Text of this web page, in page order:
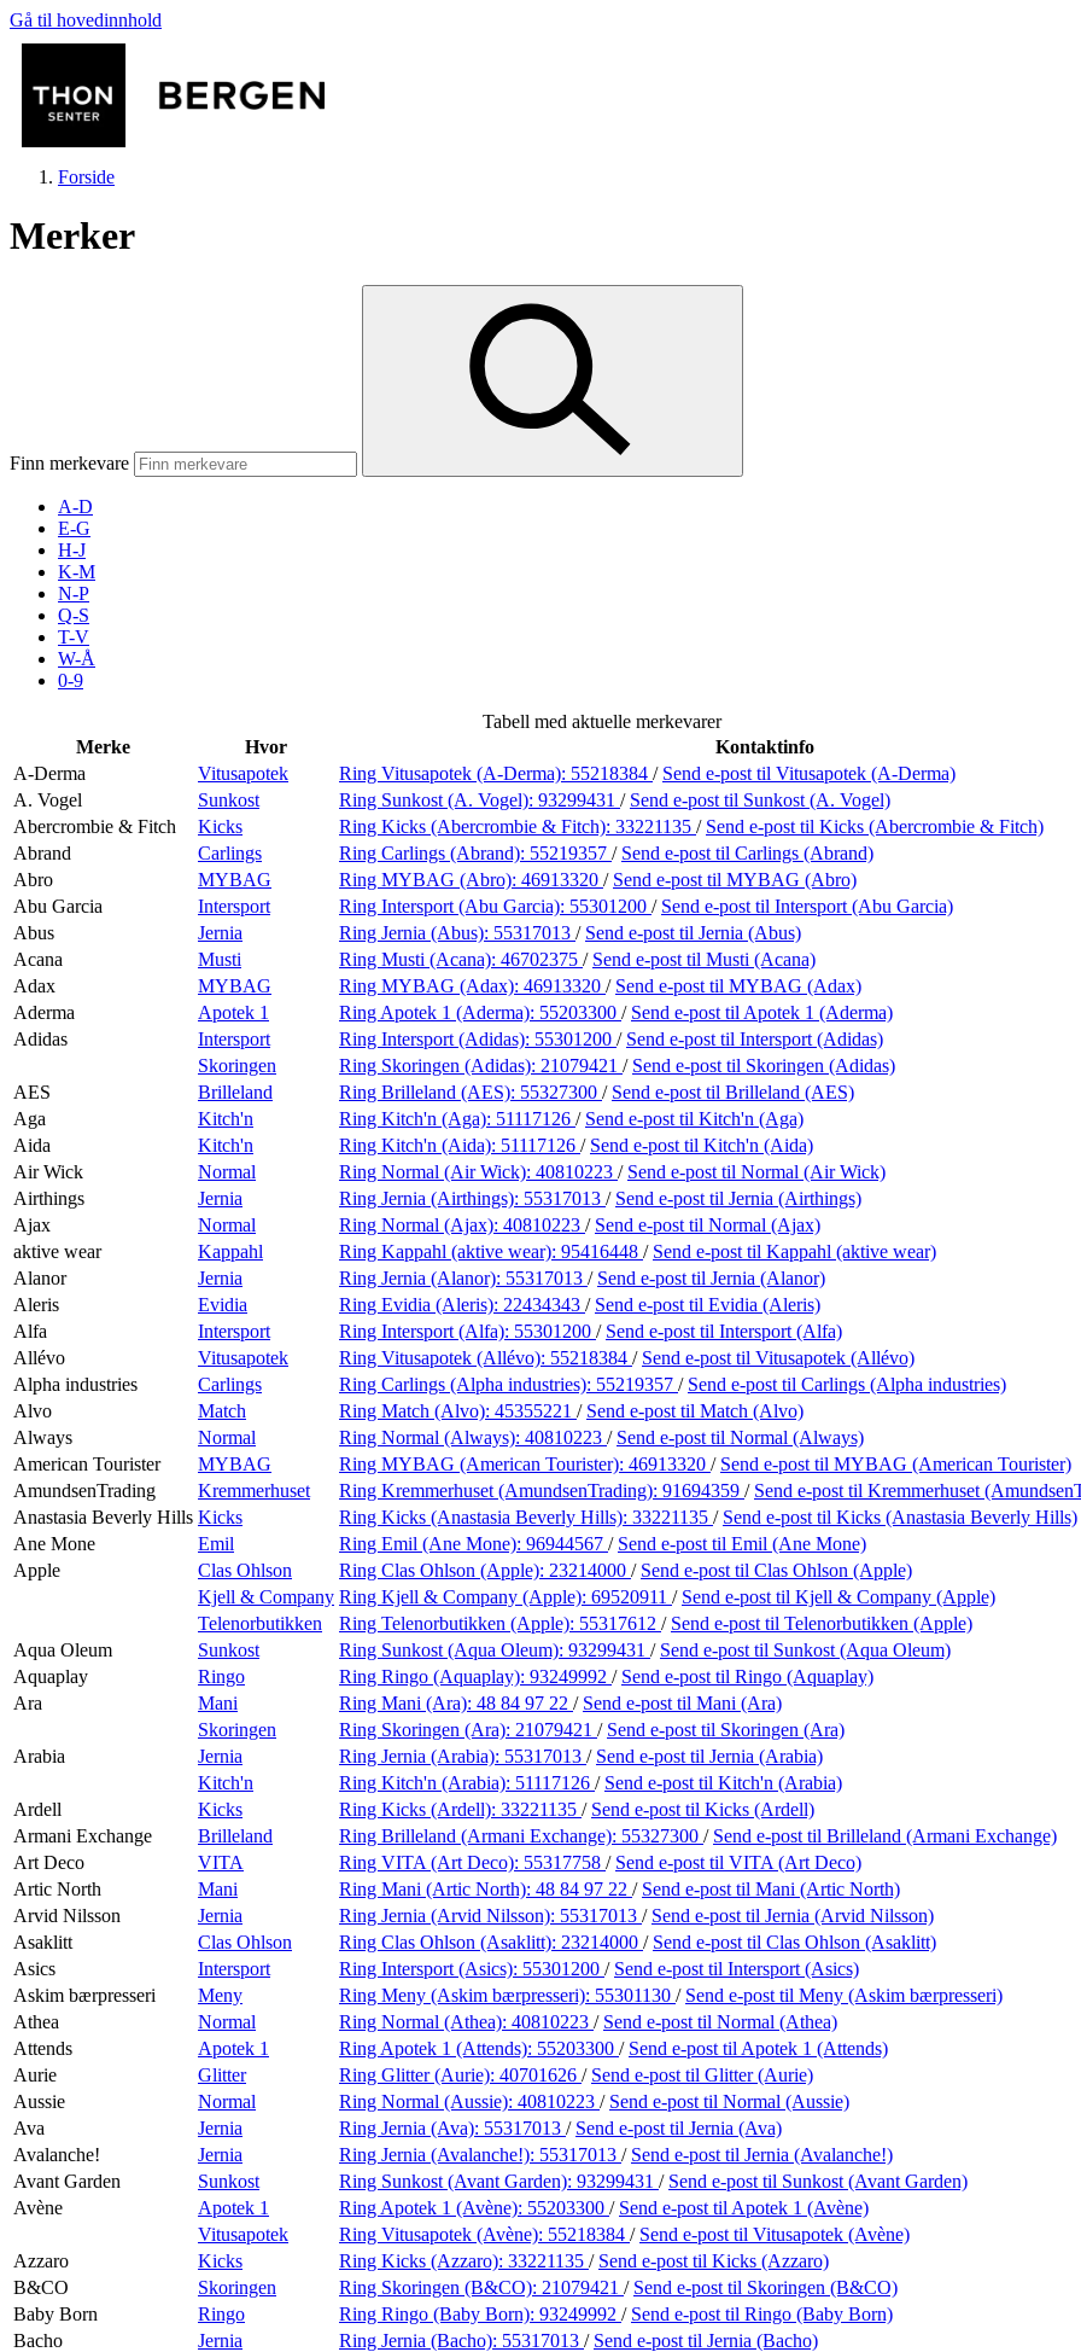
Gå til hovedinnhold
Mat og drikke
Inspirasjon
Åpningstider
Praktisk informasjon
Ledige stillinger
Forside
Merker
Finn merkevare
A-D
E-G
H-J
K-M
N-P
Q-S
T-V
W-Å
0-9
Tabell med aktuelle merkevarer
Merke
Hvor
Kontaktinfo
A-Derma
Vitusapotek Ring Vitusapotek (A-Derma): 55218384 / Send e-post til Vitusapotek (A-Derma)
A. Vogel
Sunkost Ring Sunkost (A. Vogel): 93299431 / Send e-post til Sunkost (A. Vogel)
Abercrombie & Fitch
Kicks Ring Kicks (Abercrombie & Fitch): 33221135 / Send e-post til Kicks (Abercrombie & Fitch)
Abrand
Carlings Ring Carlings (Abrand): 55219357 / Send e-post til Carlings (Abrand)
Abro
MYBAG Ring MYBAG (Abro): 46913320 / Send e-post til MYBAG (Abro)
Abu Garcia
Intersport Ring Intersport (Abu Garcia): 55301200 / Send e-post til Intersport (Abu Garcia)
Abus
Jernia Ring Jernia (Abus): 55317013 / Send e-post til Jernia (Abus)
Acana
Musti Ring Musti (Acana): 46702375 / Send e-post til Musti (Acana)
Adax
MYBAG Ring MYBAG (Adax): 46913320 / Send e-post til MYBAG (Adax)
Aderma
Apotek 1 Ring Apotek 1 (Aderma): 55203300 / Send e-post til Apotek 1 (Aderma)
Adidas
Intersport Ring Intersport (Adidas): 55301200 / Send e-post til Intersport (Adidas)
Skoringen
Ring Skoringen (Adidas): 21079421 / Send e-post til Skoringen (Adidas)
AES
Brilleland Ring Brilleland (AES): 55327300 / Send e-post til Brilleland (AES)
Aga
Kitch'n Ring Kitch'n (Aga): 51117126 / Send e-post til Kitch'n (Aga)
Aida
Kitch'n Ring Kitch'n (Aida): 51117126 / Send e-post til Kitch'n (Aida)
Air Wick
Normal Ring Normal (Air Wick): 40810223 / Send e-post til Normal (Air Wick)
Airthings
Jernia Ring Jernia (Airthings): 55317013 / Send e-post til Jernia (Airthings)
Ajax
Normal Ring Normal (Ajax): 40810223 / Send e-post til Normal (Ajax)
aktive wear
Kappahl Ring Kappahl (aktive wear): 95416448 / Send e-post til Kappahl (aktive wear)
Alanor
Jernia Ring Jernia (Alanor): 55317013 / Send e-post til Jernia (Alanor)
Aleris
Evidia Ring Evidia (Aleris): 22434343 / Send e-post til Evidia (Aleris)
Alfa
Intersport Ring Intersport (Alfa): 55301200 / Send e-post til Intersport (Alfa)
Allévo
Vitusapotek Ring Vitusapotek (Allévo): 55218384 / Send e-post til Vitusapotek (Allévo)
Alpha industries
Carlings Ring Carlings (Alpha industries): 55219357 / Send e-post til Carlings (Alpha industries)
Alvo
Match Ring Match (Alvo): 45355221 / Send e-post til Match (Alvo)
Always
Normal Ring Normal (Always): 40810223 / Send e-post til Normal (Always)
American Tourister
MYBAG Ring MYBAG (American Tourister): 46913320 / Send e-post til MYBAG (American Tourister)
AmundsenTrading
Kremmerhuset Ring Kremmerhuset (AmundsenTrading): 91694359 / Send e-post til Kremmerhuset
Anastasia Beverly Hills Kicks Ring Kicks (Anastasia Beverly Hills): 33221135 / Send e-post til Kicks (Anastasia Beverly Hills)
Ane Mone
Emil Ring Emil (Ane Mone): 96944567 / Send e-post til Emil (Ane Mone)
Apple
Clas Ohlson Ring Clas Ohlson (Apple): 23214000 / Send e-post til Clas Ohlson (Apple)
Kjell & Company Ring Kjell & Company (Apple): 69520911 / Send e-post til Kjell & Company (Apple)
Telenorbutikken
Ring Telenorbutikken (Apple): 55317612 / Send e-post til Telenorbutikken (Apple)
Aqua Oleum
Sunkost Ring Sunkost (Aqua Oleum): 93299431 / Send e-post til Sunkost (Aqua Oleum)
Aquaplay
Ringo Ring Ringo (Aquaplay): 93249992 / Send e-post til Ringo (Aquaplay)
Ara
Mani Ring Mani (Ara): 48 84 97 22 / Send e-post til Mani (Ara)
Skoringen
Ring Skoringen (Ara): 21079421 / Send e-post til Skoringen (Ara)
Arabia
Jernia Ring Jernia (Arabia): 55317013 / Send e-post til Jernia (Arabia)
Kitch'n
Ring Kitch'n (Arabia): 51117126 / Send e-post til Kitch'n (Arabia)
Ardell
Kicks Ring Kicks (Ardell): 33221135 / Send e-post til Kicks (Ardell)
Armani Exchange
Brilleland Ring Brilleland (Armani Exchange): 55327300 / Send e-post til Brilleland (Armani Exchange)
Art Deco
VITA Ring VITA (Art Deco): 55317758 / Send e-post til VITA (Art Deco)
Artic North
Mani Ring Mani (Artic North): 48 84 97 22 / Send e-post til Mani (Artic North)
Arvid Nilsson
Jernia Ring Jernia (Arvid Nilsson): 55317013 / Send e-post til Jernia (Arvid Nilsson)
Asaklitt
Clas Ohlson Ring Clas Ohlson (Asaklitt): 23214000 / Send e-post til Clas Ohlson (Asaklitt)
Asics
Intersport Ring Intersport (Asics): 55301200 / Send e-post til Intersport (Asics)
Askim bærpresseri
Meny Ring Meny (Askim bærpresseri): 55301130 / Send e-post til Meny (Askim bærpresseri)
Athea
Normal Ring Normal (Athea): 40810223 / Send e-post til Normal (Athea)
Attends
Apotek 1 Ring Apotek 1 (Attends): 55203300 / Send e-post til Apotek 1 (Attends)
Aurie
Glitter Ring Glitter (Aurie): 40701626 / Send e-post til Glitter (Aurie)
Aussie
Normal Ring Normal (Aussie): 40810223 / Send e-post til Normal (Aussie)
Ava
Jernia Ring Jernia (Ava): 55317013 / Send e-post til Jernia (Ava)
Avalanche!
Jernia Ring Jernia (Avalanche!): 55317013 / Send e-post til Jernia (Avalanche!)
Avant Garden
Sunkost Ring Sunkost (Avant Garden): 93299431 / Send e-post til Sunkost (Avant Garden)
Avène
Apotek 1 Ring Apotek 1 (Avène): 55203300 / Send e-post til Apotek 1 (Avène)
Vitusapotek
Ring Vitusapotek (Avène): 55218384 / Send e-post til Vitusapotek (Avène)
Azzaro
Kicks Ring Kicks (Azzaro): 33221135 / Send e-post til Kicks (Azzaro)
B&CO
Skoringen Ring Skoringen (B&CO): 21079421 / Send e-post til Skoringen (B&CO)
Baby Born
Ringo Ring Ringo (Baby Born): 93249992 / Send e-post til Ringo (Baby Born)
Bacho
Jernia Ring Jernia (Bacho): 55317013 / Send e-post til Jernia (Bacho)